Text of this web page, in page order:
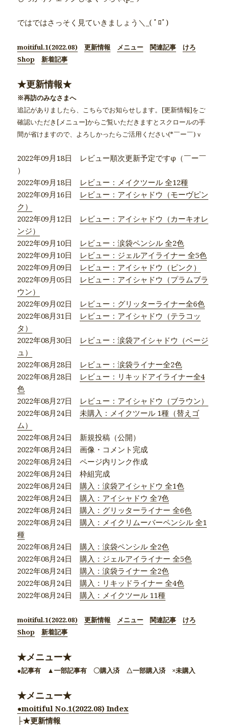
ではではさっそく見ていきましょう＼_( ﾟﾛﾟ)
moitiful.1(2022.08) 更新情報 メニュー 関連記事
けろ
Shop
新着記事
★更新情報★
※再訪のみなさまへ
追記がありましたら、こちらでお知らせします。[更新情報]をご
確認いただき[メニュー]からご覧いただきますとスクロールの手
間が省けますので、よろしかったらご活用ください(*￣ー￣)ｖ
2022年09月18日 レビュー順次更新予定ですφ（￣ー￣
）
2022年09月18日 レビュー：メイクツール 全12種
2022年09月16日 レビュー：アイシャドウ（モーヴピン
ク）
2022年09月12日 レビュー：アイシャドウ（カーキオレ
ンジ）
2022年09月10日 レビュー：涙袋ペンシル 全2色
2022年09月10日 レビュー：ジェルアイライナー 全5色
2022年09月09日 レビュー：アイシャドウ（ピンク）
2022年09月05日 レビュー：アイシャドウ（プラムブラ
ウン）
2022年09月02日 レビュー：グリッターライナー全6色
2022年08月31日 レビュー：アイシャドウ（テラコッ
タ）
2022年08月30日 レビュー：涙袋アイシャドウ（ベージ
ュ）
2022年08月28日 レビュー：涙袋ライナー全2色
2022年08月28日 レビュー：リキッドアイライナー全4
色
2022年08月27日 レビュー：アイシャドウ（ブラウン）
2022年08月24日未購入：メイクツール 1種（替えゴ
ム）
2022年08月24日 新規投稿（公開）
2022年08月24日 画像・コメント完成
2022年08月24日 ページ内リンク作成
2022年08月24日 枠組完成
2022年08月24日購入：涙袋アイシャドウ 全1色
2022年08月24日購入：アイシャドウ 全7色
2022年08月24日購入：グリッターライナー 全6色
2022年08月24日購入：メイクリムーバーペンシル 全1
種
2022年08月24日購入：涙袋ペンシル 全2色
2022年08月24日購入：ジェルアイライナー 全5色
2022年08月24日購入：涙袋ライナー 全2色
2022年08月24日購入：リキッドライナー 全4色
2022年08月24日購入：メイクツール 11種
moitiful.1(2022.08) 更新情報 メニュー 関連記事
けろ
Shop
新着記事
★メニュー★
●記事有 ▲一部記事有 〇購入済 △一部購入済 ×未購入
★メニュー★
●moitiful No.1(2022.08) Index
├★更新情報